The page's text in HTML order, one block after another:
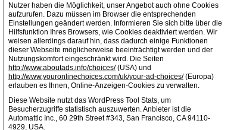
Nutzer haben die Möglichkeit, unser Angebot auch ohne Cookies
aufzurufen. Dazu müssen im Browser die entsprechenden
Einstellungen geändert werden. Informieren Sie sich bitte über die
Hilfsfunktion Ihres Browsers, wie Cookies deaktiviert werden. Wir
weisen allerdings darauf hin, dass dadurch einige Funktionen
dieser Webseite möglicherweise beeinträchtigt werden und der
Nutzungskomfort eingeschränkt wird. Die Seiten
http://www.aboutads.info/choices/(USA) und
http://www.youronlinechoices.com/uk/your-ad-choices/(Europa)
erlauben es Ihnen, Online-Anzeigen-Cookies zu verwalten.
Diese Website nutzt das WordPress Tool Stats, um
Besucherzugriffe statistisch auszuwerten. Anbieter ist die
Automattic Inc., 60 29th Street #343, San Francisco, CA 94110-
4929, USA.